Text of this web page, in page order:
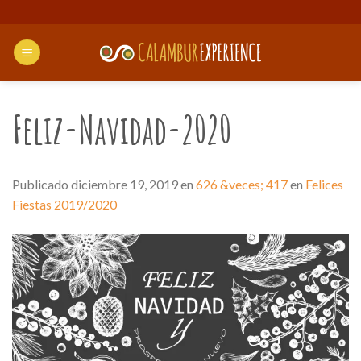
contenido
Feliz-Navidad-2020
Publicado diciembre 19, 2019en 626 &veces; 417en Felices
Fiestas 2019/2020